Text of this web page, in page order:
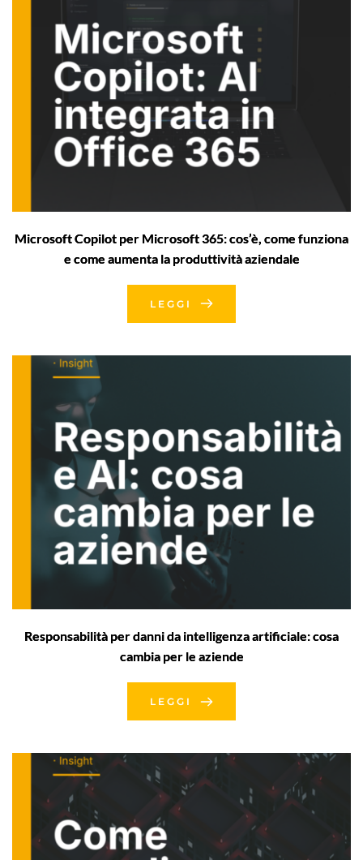
Microsoft Copilot per Microsoft 365: cos’è, come funziona
e come aumenta la produttività aziendale
LEGGI
Responsabilità per danni da intelligenza artificiale: cosa
cambia per le aziende
LEGGI